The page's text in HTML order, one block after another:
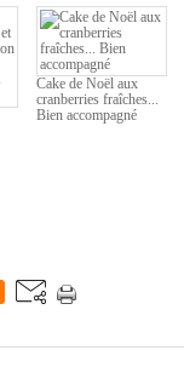
Cake de Noël aux
cranberries fraîches...
Bien accompagné